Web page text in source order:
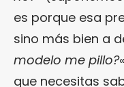
es porque esa
sino más bien a
modelo me pillo?
que necesitas